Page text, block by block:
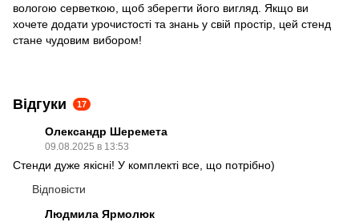
вологою серветкою, щоб зберегти його вигляд. Якщо ви
хочете додати урочистості та знань у свій простір, цей стенд
стане чудовим вибором!
Відгуки 17
Олександр Шеремета
09.08.2025 в 13:53
Стенди дуже якісні! У комплекті все, що потрібно)
Відповісти
Людмила Ярмолюк